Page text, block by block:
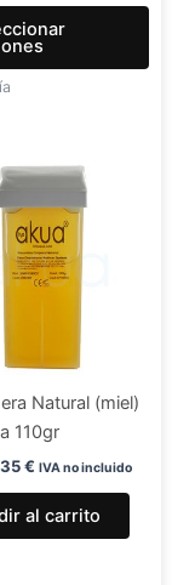
en
Natural (miel)
110gr
€ IVA no incluido
al carrito